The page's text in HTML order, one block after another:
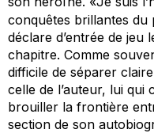
conquêtes brillantes du
déclare d’entrée de
chapitre. Comme
difficile de séparer
celle de l’auteur, lui qui
brouiller la frontière
section de son